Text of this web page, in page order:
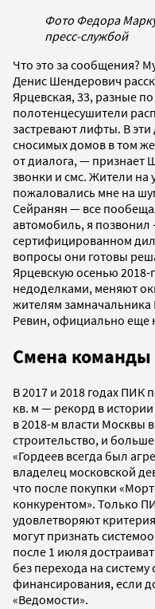
Фото Федора
пресс-службой
Что это за сообщения?
Денис Шендерович
Ярцевская, 33, разные
полотенцесушители
застревают лифты. В
сносимых домов в том
от диалога, — признает
звонки и смс. Жители на
пожаловались мне на
Сейранян — все
автомобиль, я
сертифицированном
вопросы они готовы
Ярцевскую осенью 2018-
недоделками, меняют
жителям
Ревин, официально еще
Смена команды
В 2017 и 2018 годах ПИК
кв. м — рекорд в
в 2018-м власти Москвы
строительство, и
«Гордеев всегда был
владелец московской
что после покупки
конкурентом». Только
удовлетворяют
могут признать
после 1 июля
без перехода на систему
финансирования, если
«Ведомости».